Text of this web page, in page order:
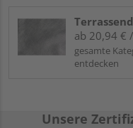
ab 20,94 €
gesamte
entdecken
Unsere